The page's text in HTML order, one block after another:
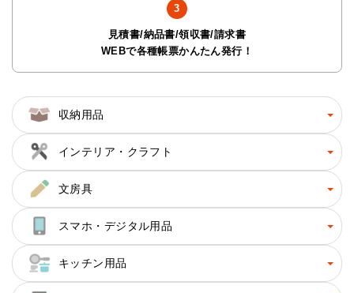
見積書/納品書/領収書/請求書
WEBで各種帳票かんたん発行！
収納用品
インテリア・クラフト
文房具
スマホ・デジタル用品
キッチン用品